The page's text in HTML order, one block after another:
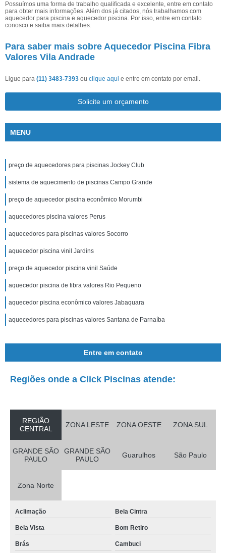
Possuímos uma forma de trabalho qualificada e excelente, entre em contato
para obter mais informações. Além dos já citados, nós trabalhamos com
aquecedor para piscina e aquecedor piscina. Por isso, entre em contato
conosco e saiba mais detalhes.
Para saber mais sobre Aquecedor Piscina Fibra
Valores Vila Andrade
Ligue para (11) 3483-7393 ou clique aqui e entre em contato por email.
Solicite um orçamento
MENU
preço de aquecedores para piscinas Jockey Club
sistema de aquecimento de piscinas Campo Grande
preço de aquecedor piscina econômico Morumbi
aquecedores piscina valores Perus
aquecedores para piscinas valores Socorro
aquecedor piscina vinil Jardins
preço de aquecedor piscina vinil Saúde
aquecedor piscina de fibra valores Rio Pequeno
aquecedor piscina econômico valores Jabaquara
aquecedores para piscinas valores Santana de Parnaíba
Entre em contato
Regiões onde a Click Piscinas atende:
REGIÃO
CENTRAL
ZONA LESTE ZONA OESTE ZONA SUL
GRANDE SÃO
PAULO
GRANDE SÃO
PAULO
Guarulhos São Paulo
Zona Norte
Aclimação Bela Cintra
Bela Vista Bom Retiro
Brás Cambuci